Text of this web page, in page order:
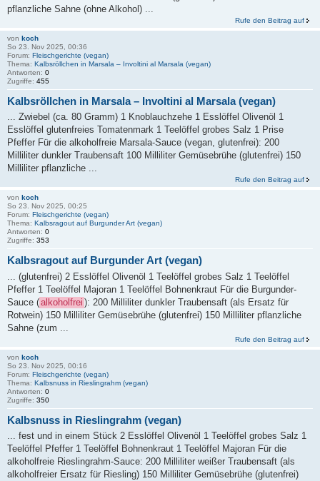
pflanzliche Sahne (ohne Alkohol) ...
Rufe den Beitrag auf
von koch
So 23. Nov 2025, 00:36
Forum: Fleischgerichte (vegan)
Thema: Kalbsröllchen in Marsala – Involtini al Marsala (vegan)
Antworten: 0
Zugriffe: 455
Kalbsröllchen in Marsala – Involtini al Marsala (vegan)
... Zwiebel (ca. 80 Gramm) 1 Knoblauchzehe 1 Esslöffel Olivenöl 1
Esslöffel glutenfreies Tomatenmark 1 Teelöffel grobes Salz 1 Prise
Pfeffer Für die alkoholfreie Marsala-Sauce (vegan, glutenfrei): 200
Milliliter dunkler Traubensaft 100 Milliliter Gemüsebrühe (glutenfrei) 150
Milliliter pflanzliche ...
Rufe den Beitrag auf
von koch
So 23. Nov 2025, 00:25
Forum: Fleischgerichte (vegan)
Thema: Kalbsragout auf Burgunder Art (vegan)
Antworten: 0
Zugriffe: 353
Kalbsragout auf Burgunder Art (vegan)
... (glutenfrei) 2 Esslöffel Olivenöl 1 Teelöffel grobes Salz 1 Teelöffel
Pfeffer 1 Teelöffel Majoran 1 Teelöffel Bohnenkraut Für die Burgunder-
Sauce (alkoholfrei ): 200 Milliliter dunkler Traubensaft (als Ersatz für
Rotwein) 150 Milliliter Gemüsebrühe (glutenfrei) 150 Milliliter pflanzliche
Sahne (zum ...
Rufe den Beitrag auf
von koch
So 23. Nov 2025, 00:16
Forum: Fleischgerichte (vegan)
Thema: Kalbsnuss in Rieslingrahm (vegan)
Antworten: 0
Zugriffe: 350
Kalbsnuss in Rieslingrahm (vegan)
... fest und in einem Stück 2 Esslöffel Olivenöl 1 Teelöffel grobes Salz 1
Teelöffel Pfeffer 1 Teelöffel Bohnenkraut 1 Teelöffel Majoran Für die
alkoholfreie Rieslingrahm-Sauce: 200 Milliliter weißer Traubensaft (als
alkoholfreier Ersatz für Riesling) 150 Milliliter Gemüsebrühe (glutenfrei)